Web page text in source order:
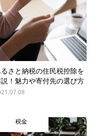
さと納税の住民税控除を
！魅力や寄付先の選び方
税金